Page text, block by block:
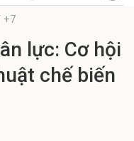
+7
lực: Cơ hội
chế biến